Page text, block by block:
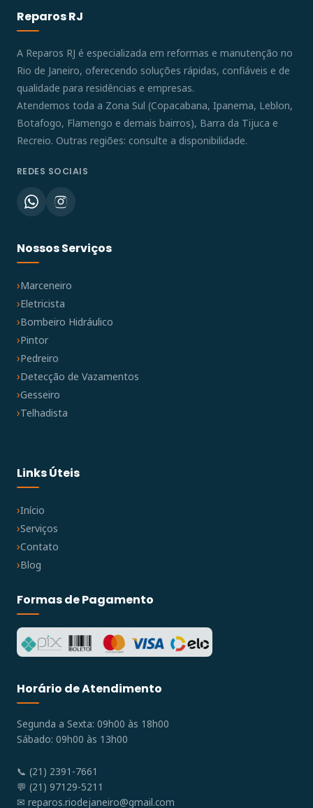
Reparos RJ
A Reparos RJ é especializada em reformas e manutenção no
Rio de Janeiro, oferecendo soluções rápidas, confiáveis e de
qualidade para residências e empresas.
Atendemos toda a Zona Sul (Copacabana, Ipanema, Leblon,
Botafogo, Flamengo e demais bairros), Barra da Tijuca e
Recreio. Outras regiões: consulte a disponibilidade.
REDES SOCIAIS
Nossos Serviços
Marceneiro
Eletricista
Bombeiro Hidráulico
Pintor
Pedreiro
Detecção de Vazamentos
Gesseiro
Telhadista
Links Úteis
Início
Serviços
Contato
Blog
Formas de Pagamento
Horário de Atendimento
Segunda a Sexta: 09h00 às 18h00
Sábado: 09h00 às 13h00
📞 (21) 2391-7661
💬 (21) 97129-5211
✉ reparos.riodejaneiro@gmail.com